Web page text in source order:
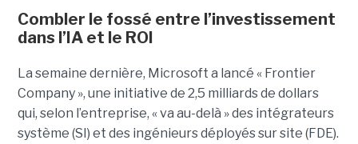
Combler le fossé entre l’investissement
dans l’IA et le ROI
La semaine dernière, Microsoft a lancé « Frontier
Company », une initiative de 2,5 milliards de dollars
qui, selon l’entreprise, « va au-delà » des intégrateurs
système (SI) et des ingénieurs déployés sur site (FDE).